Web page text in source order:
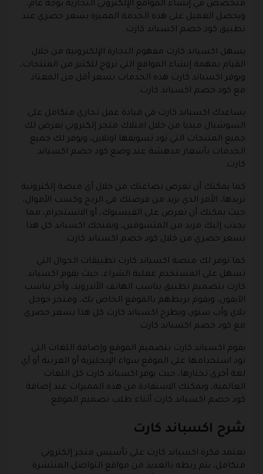
متخصص في إنشاء المواقع الإلكتروني التجارية بوجه عام،
ويحصل العميل على هذه الخدمة المميزة بسعر حصري عند
تطبيق كود خصم اكسباند كارت.
يسهل اكسباند كارت مفهوم التجارة الإلكترونية من خلال
القيام بمهمة إنشاء المواقع التي تروج للكثير من المنتجات،
ويوفر اكسباند كارت هذه الخدمات بسعر أقل من المعتاد
مع كود خصم اكسباند كارت.
يساعدك اكسباند كارت في قيادة عمل تجاري متكامل على
السوشيال ميديا من خلال امتلاك متجر إلكتروني يعرض لك
جميع المنتجات التي تود تسويقها اونلاين، ويوفر لك جميع
الخدمات بأسعار مدهشة عند وضع كود خصم اكسباند
كارت.
كما يمكنك أن تعرض بضاعتك من خلال أي منصة إلكترونية
تريدها، الأمر الذي يزيد من فرصتك في الربح وكسب الأموال،
حيث يمكنك أن تعرض على الفيسبوك، أو الانستجرام، مما
يجذب إليك مزيد من المتسوقين، ويمنحك اكسباند كل هذا
بسعر حصري من خلال كود خصم اكسباند كارت.
كما توفر لك منصة اكسباند كارت تطبيقات الجوال التي
تسهل على المستخدم عملية الشراء، حيث يقوم اكسباند
كارت بتصميم تطبيق يناسب الهاتف الأندرويد، وآخر يناسب
الآيفون، ويقوم بربطهم بالموقع الخاص بك، ومتجر جوجل
بلاي وآب ستور، ويطرح اكسباند كارت كل هذا بسعر حصري
مع كود خصم اكسباند كارت.
يقوم اكسباند كارت بتصميم الموقع وإضافة اللغات التي
تود استخدامها على الموقع سواء الإنجليزية أو العربية أو أي
لغة أخرى تختارها، حيث يوفر اكسباند كارت كل اللغات
العالمية، ويمكنك الاستفادة من هذه المميزات عند إضافة
كود خصم اكسباند كارت أثناء طلب تصميم الموقع.
شرح اكسباند كارت
تعتمد فكرة اكسباند كارت على تأسيس متجر إلكتروني
متكامل، يتم ربطه بالعديد من مواقع التواصل المنتشرة